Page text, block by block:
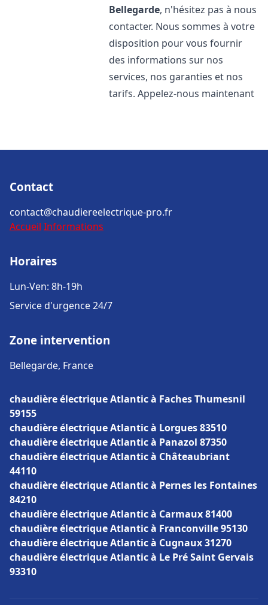
Bellegarde, n'hésitez pas à nous
contacter. Nous sommes à votre
disposition pour vous fournir
des informations sur nos
services, nos garanties et nos
tarifs. Appelez-nous maintenant
Contact
contact@chaudiereelectrique-pro.fr
Accueil Informations
Horaires
Lun-Ven: 8h-19h
Service d'urgence 24/7
Zone intervention
Bellegarde, France
chaudière électrique Atlantic à Faches Thumesnil
59155
chaudière électrique Atlantic à Lorgues 83510
chaudière électrique Atlantic à Panazol 87350
chaudière électrique Atlantic à Châteaubriant
44110
chaudière électrique Atlantic à Pernes les Fontaines
84210
chaudière électrique Atlantic à Carmaux 81400
chaudière électrique Atlantic à Franconville 95130
chaudière électrique Atlantic à Cugnaux 31270
chaudière électrique Atlantic à Le Pré Saint Gervais
93310